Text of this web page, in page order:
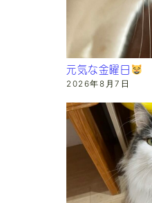
元気な金曜日
2026年8月7日